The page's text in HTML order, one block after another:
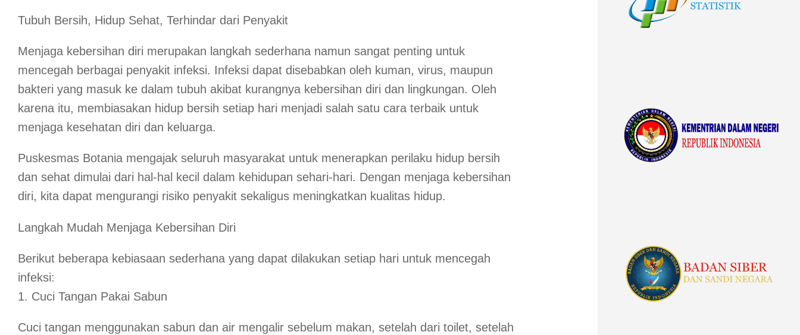
Tubuh Bersih, Hidup Sehat, Terhindar dari Penyakit
Menjaga kebersihan diri merupakan langkah sederhana namun sangat penting untuk
mencegah berbagai penyakit infeksi. Infeksi dapat disebabkan oleh kuman, virus, maupun
bakteri yang masuk ke dalam tubuh akibat kurangnya kebersihan diri dan lingkungan. Oleh
karena itu, membiasakan hidup bersih setiap hari menjadi salah satu cara terbaik untuk
menjaga kesehatan diri dan keluarga.
Puskesmas Botania mengajak seluruh masyarakat untuk menerapkan perilaku hidup bersih
dan sehat dimulai dari hal-hal kecil dalam kehidupan sehari-hari. Dengan menjaga kebersihan
diri, kita dapat mengurangi risiko penyakit sekaligus meningkatkan kualitas hidup.
Langkah Mudah Menjaga Kebersihan Diri
Berikut beberapa kebiasaan sederhana yang dapat dilakukan setiap hari untuk mencegah
infeksi:
1. Cuci Tangan Pakai Sabun
Cuci tangan menggunakan sabun dan air mengalir sebelum makan, setelah dari toilet, setelah